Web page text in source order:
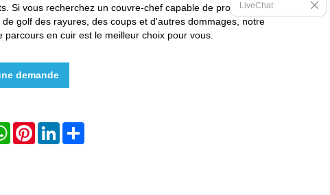
Si vous recherchez un couvre-chef capable de protéger vos
de golf des rayures, des coups et d'autres dommages, notre
parcours en cuir est le meilleur choix pour vous.
demande
WhatsApp
Pinterest
LinkedIn
LiveChat